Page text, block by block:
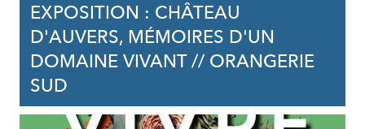
EXPOSITION : CHÂTEAU
D'AUVERS, MÉMOIRES D'UN
DOMAINE VIVANT // ORANGERIE
SUD